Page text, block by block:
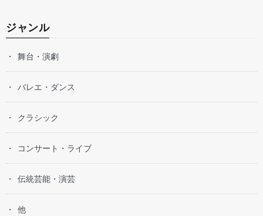
ジャンル
舞台・演劇
バレエ・ダンス
クラシック
コンサート・ライブ
伝統芸能・演芸
他